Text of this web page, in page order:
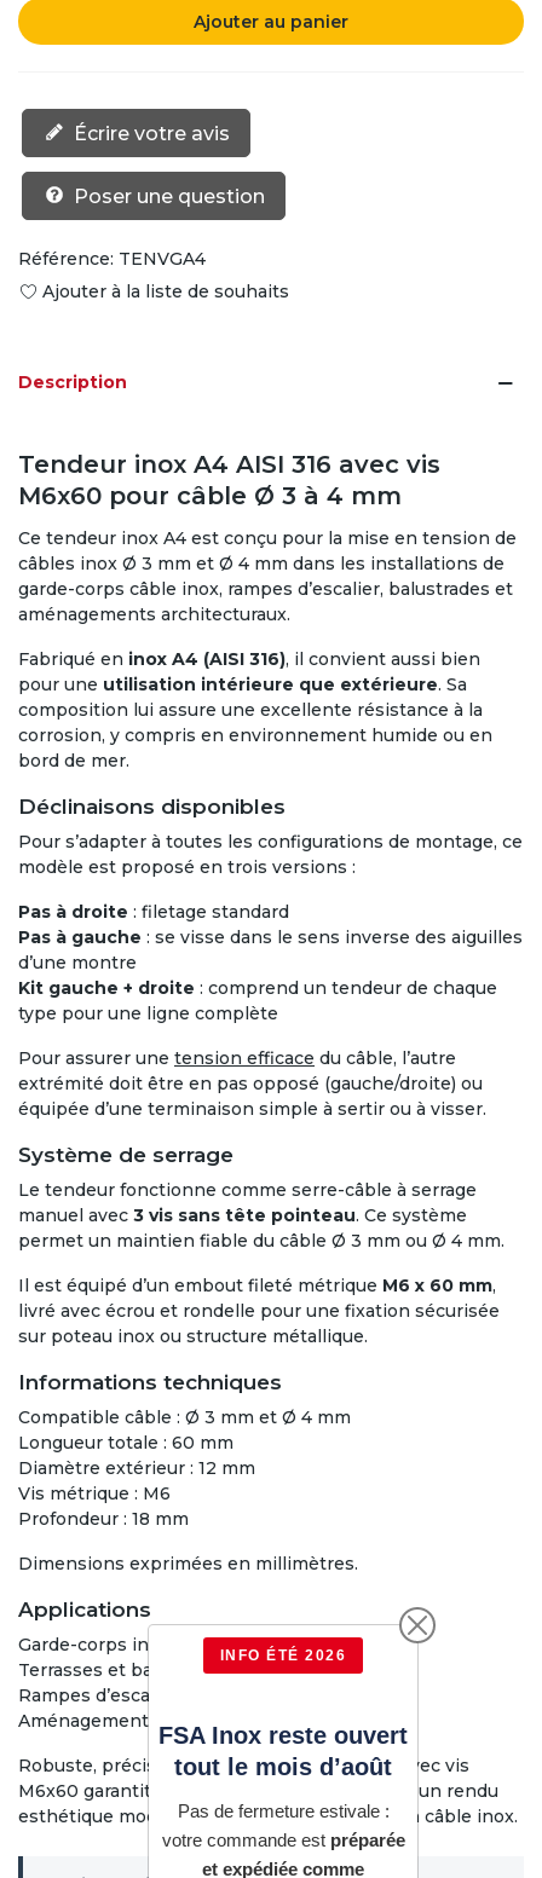
Ajouter au panier
Écrire votre avis
Poser une question
Référence: TENVGA4
Ajouter à la liste de souhaits
Description
Tendeur inox A4 AISI 316 avec vis
M6x60 pour câble Ø 3 à 4 mm
Ce tendeur inox A4 est conçu pour la mise en tension de
câbles inox Ø 3 mm et Ø 4 mm dans les installations de
garde-corps câble inox, rampes d’escalier, balustrades et
aménagements architecturaux.
Fabriqué en inox A4 (AISI 316), il convient aussi bien
pour une utilisation intérieure que extérieure. Sa
composition lui assure une excellente résistance à la
corrosion, y compris en environnement humide ou en
bord de mer.
Déclinaisons disponibles
Pour s’adapter à toutes les configurations de montage, ce
modèle est proposé en trois versions :
Pas à droite : filetage standard
Pas à gauche : se visse dans le sens inverse des aiguilles
d’une montre
Kit gauche + droite : comprend un tendeur de chaque
type pour une ligne complète
Pour assurer une tension efficace du câble, l’autre
extrémité doit être en pas opposé (gauche/droite) ou
équipée d’une terminaison simple à sertir ou à visser.
Système de serrage
Le tendeur fonctionne comme serre-câble à serrage
manuel avec 3 vis sans tête pointeau. Ce système
permet un maintien fiable du câble Ø 3 mm ou Ø 4 mm.
Il est équipé d’un embout fileté métrique M6 x 60 mm,
livré avec écrou et rondelle pour une fixation sécurisée
sur poteau inox ou structure métallique.
Informations techniques
Compatible câble : Ø 3 mm et Ø 4 mm
Longueur totale : 60 mm
Diamètre extérieur : 12 mm
Vis métrique : M6
Profondeur : 18 mm
Dimensions exprimées en millimètres.
Applications
Garde-corps inox intérieur et extérieur
Terrasses et balcons
Rampes d’escalier
Aménagements contemporains à câble inox
Robuste, précis et durable, ce tendeur inox avec vis
M6x60 garantit une mise en tension fiable et un rendu
esthétique moderne pour vos installations en câble inox.
INFO ÉTÉ 2026
FSA Inox reste ouvert
tout le mois d’août
Pas de fermeture estivale :
votre commande est préparée
et expédiée comme